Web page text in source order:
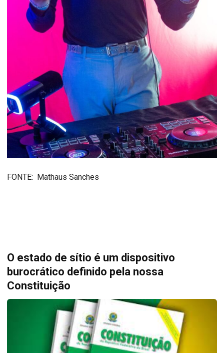
FONTE: Mathaus Sanches
O estado de sítio é um dispositivo
burocrático definido pela nossa
Constituição